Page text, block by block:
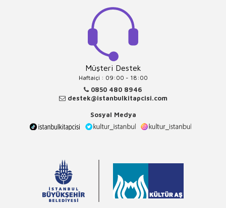
Müşteri Destek
Haftaiçi : 09:00 - 18:00
0850 480 8946
destek@istanbulkitapcisi.com
Sosyal Medya